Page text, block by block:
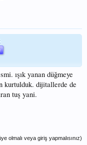
ışık yanan düğmeye
kurtulduk. dijitallerde de
tuş yani.
olmalı veya giriş yapmalısınız)